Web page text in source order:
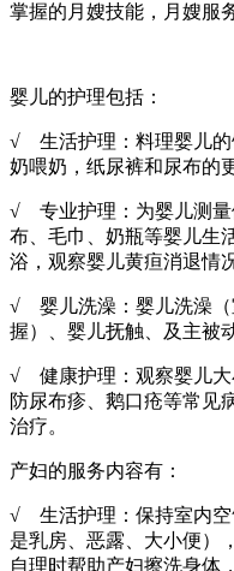
掌握的月嫂技能，月嫂服
婴儿的护理包括：
√ 生活护理：料理婴儿的
奶喂奶，纸尿裤和尿布的
√ 专业护理：为婴儿测量
布、毛巾、奶瓶等婴儿生
浴，观察婴儿黄疸消退情况
√ 婴儿洗澡：婴儿洗澡（
握）、婴儿抚触、及主被
√ 健康护理：观察婴儿大
防尿布疹、鹅口疮等常见
治疗。
产妇的服务内容有：
√ 生活护理：保持室内空
是乳房、恶露、大小便）
自理时帮助产妇擦洗身体